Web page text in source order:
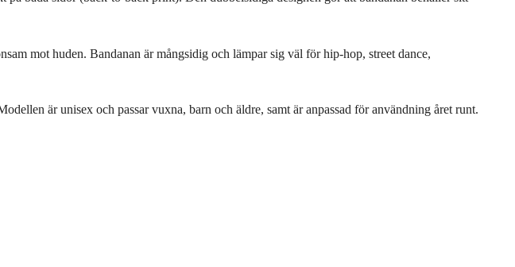
mot huden. Bandanan är mångsidig och lämpar sig väl för hip-hop, street dance,
är unisex och passar vuxna, barn och äldre, samt är anpassad för användning året runt.